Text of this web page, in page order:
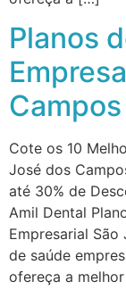
Planos
Campos
Cote os 10
José dos
até 30% de
Amil Dental
Empresarial
de saúde
ofereça a